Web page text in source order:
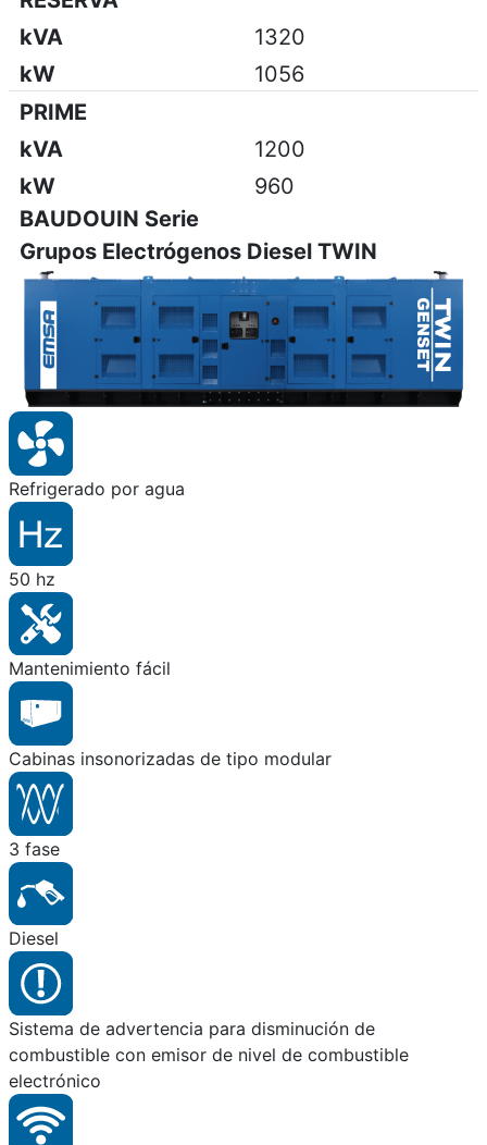
kVA
1320
kW
1056
PRIME
kVA
1200
kW
960
BAUDOUIN Serie
Grupos Electrógenos Diesel TWIN
Refrigerado por agua
50 hz
Mantenimiento fácil
Cabinas insonorizadas de tipo modular
3 fase
Diesel
Sistema de advertencia para disminución de
combustible con emisor de nivel de combustible
electrónico